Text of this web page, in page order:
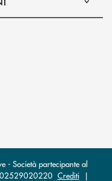
l’app di posta elettronica)
l’app di posta
- Società partecipante al
02529020220 Crediti|